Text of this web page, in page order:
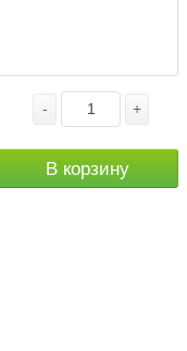
- +
В корзину